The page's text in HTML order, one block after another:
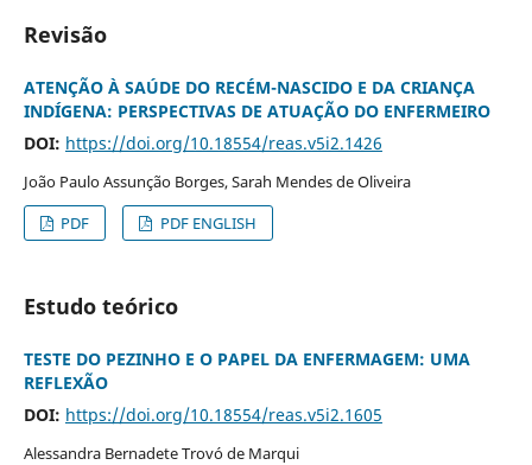
Revisão
ATENÇÃO À SAÚDE DO RECÉM-NASCIDO E DA CRIANÇA
INDÍGENA: PERSPECTIVAS DE ATUAÇÃO DO ENFERMEIRO
DOI: https://doi.org/10.18554/reas.v5i2.1426
João Paulo Assunção Borges, Sarah Mendes de Oliveira
PDF
PDF ENGLISH
Estudo teórico
TESTE DO PEZINHO E O PAPEL DA ENFERMAGEM: UMA
REFLEXÃO
DOI: https://doi.org/10.18554/reas.v5i2.1605
Alessandra Bernadete Trovó de Marqui